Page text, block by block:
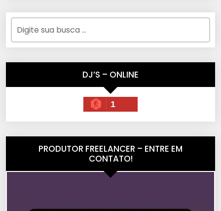
DJ’S – ONLINE
1
PRODUTOR FREELANCER – ENTRE EM
CONTATO!